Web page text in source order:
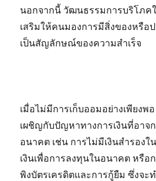
นอกจากนี้ วัฒนธรรมการบริโภค
เสริมให้คนมองการมีสิ่งของหรือ
เป็นสัญลักษณ์ของความสำเร็จ
เมื่อไม่มีการเก็บออมอย่างเพียง
เผชิญกับปัญหาทางการเงินที่อาจ
อนาคต เช่น การไม่มีเงินสำรอง
เงินเพื่อการลงทุนในอนาคต หรือ
พิงบัตรเครดิตและการกู้ยืม ซึ่งจ